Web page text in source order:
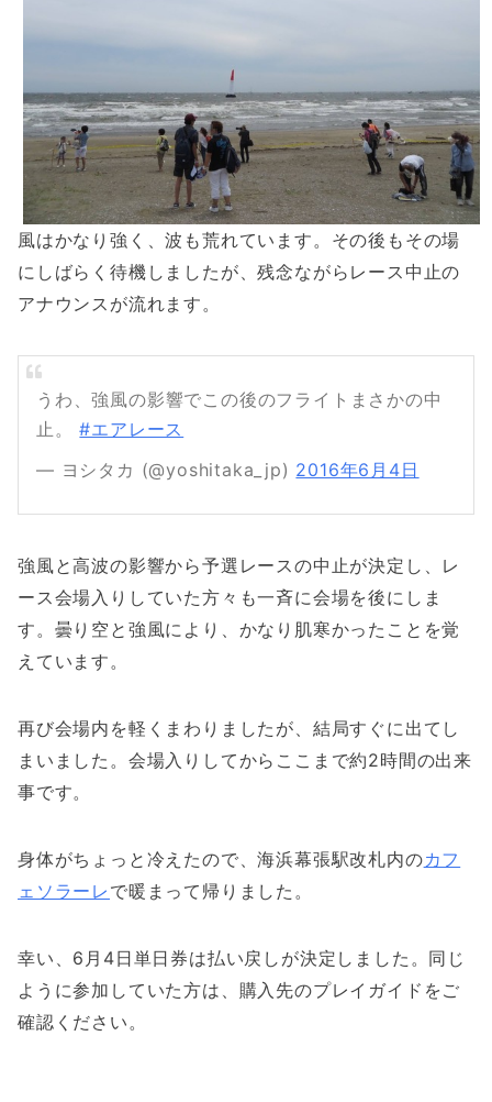
風はかなり強く、波も荒れています。その後もその場
にしばらく待機しましたが、残念ながらレース中止の
アナウンスが流れます。
うわ、強風の影響でこの後のフライトまさかの中
止。#エアレース
— ヨシタカ (@yoshitaka_jp) 2016年6月4日
強風と高波の影響から予選レースの中止が決定し、レ
ース会場入りしていた方々も一斉に会場を後にしま
す。曇り空と強風により、かなり肌寒かったことを覚
えています。
再び会場内を軽くまわりましたが、結局すぐに出てし
まいました。会場入りしてからここまで約2時間の出来
事です。
身体がちょっと冷えたので、海浜幕張駅改札内のカフ
ェソラーレ で暖まって帰りました。
幸い、6月4日単日券は払い戻しが決定しました。同じ
ように参加していた方は、購入先のプレイガイドをご
確認ください。